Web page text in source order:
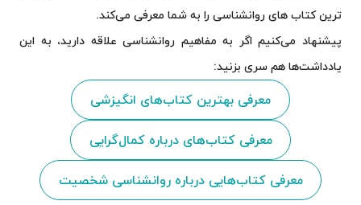
ترین کتاب های روانشناسی را به شما معرفی می‌کند.
پیشنهاد می‌کنیم اگر به مفاهیم روانشناسی علاقه دارید، به این
یادداشت‌ها هم سری بزنید:
معرفی بهترین کتاب‌های انگیزشی
معرفی کتاب‌های درباره‌ کمال‌گرایی
معرفی کتاب‌هایی درباره روانشناسی شخصیت